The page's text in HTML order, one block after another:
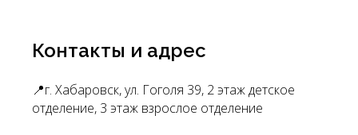
Контакты и адрес
📍г. Хабаровск, ул. Гоголя 39, 2 этаж детское
отделение, 3 этаж взрослое отделение